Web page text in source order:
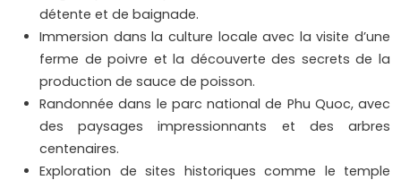
détente et de baignade.
Immersion dans la culture locale avec la visite d’une
ferme de poivre et la découverte des secrets de la
production de sauce de poisson.
Randonnée dans le parc national de Phu Quoc, avec
des paysages impressionnants et des arbres
centenaires.
Exploration de sites historiques comme le temple